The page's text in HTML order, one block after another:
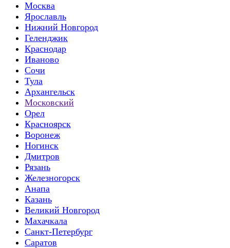
Москва
Ярославль
Нижний Новгород
Геленджик
Краснодар
Иваново
Сочи
Тула
Архангельск
Московский
Орел
Красноярск
Воронеж
Ногинск
Дмитров
Рязань
Железногорск
Анапа
Казань
Великий Новгород
Махачкала
Санкт-Петербург
Саратов